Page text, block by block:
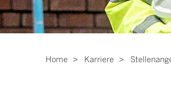
Home Karriere